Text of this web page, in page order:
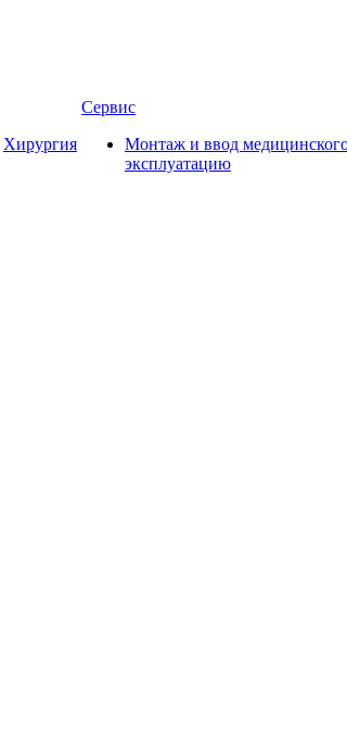
Хирургия
Сервис
Монтаж и ввод
эксплуатацию